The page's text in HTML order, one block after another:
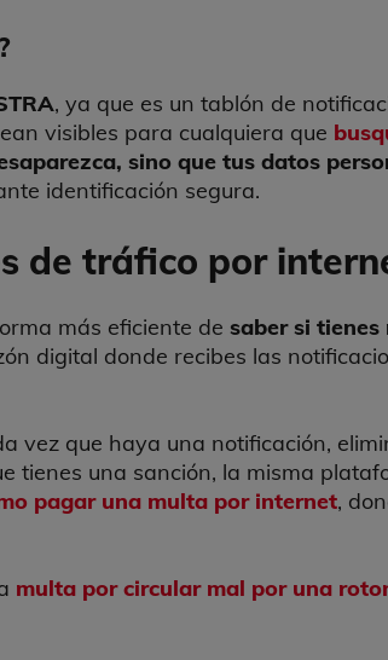
, ya que es un tablón de
visibles para cualquiera que
sino que tus datos
identificación segura.
de tráfico por
más eficiente de saber si
digital donde recibes las
vez que haya una notificación,
tienes una sanción, la misma
pagar una multa por internet,
multa por circular mal por una